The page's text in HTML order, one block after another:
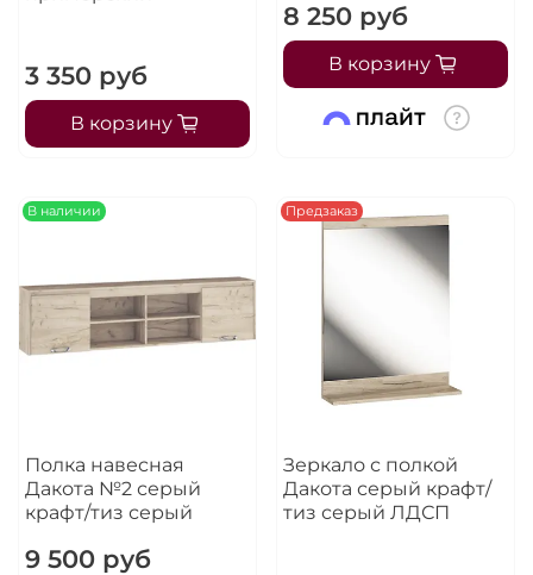
3 350 руб
В корзину
8 250 руб
В корзину
В наличии
Полка навесная
Дакота №2 серый
крафт/тиз серый
9 500 руб
Предзаказ
Зеркало с полкой
Дакота серый крафт/
тиз серый ЛДСП
Подробнее
об оплате Плайтом
раз в 2 недели
Остались вопросы?
plait.ru